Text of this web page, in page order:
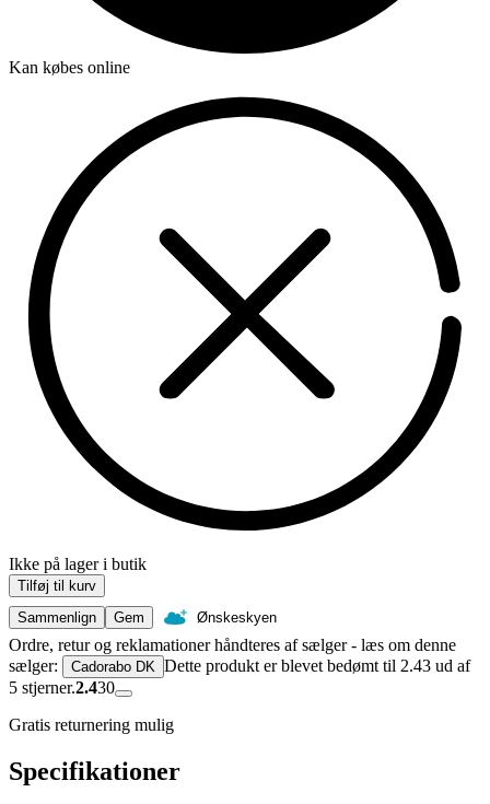
Kan købes online
Ikke på lager i butik
Tilføj til kurv
Sammenlign
Gem Ønskeskyen
Ordre, retur og reklamationer håndteres af sælger - læs om denne
sælger:
Cadorabo DK Dette produkt er blevet bedømt til 2.43 ud af
5 stjerner.2.430
Gratis returnering mulig
Specifikationer